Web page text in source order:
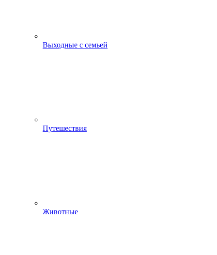
Выходные с семьей
Путешествия
Животные